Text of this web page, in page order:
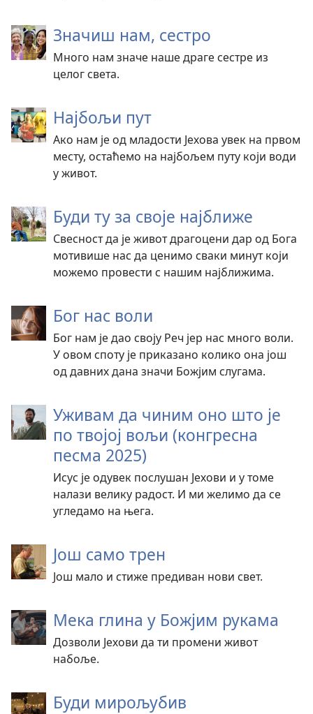
Значиш нам, сестро
Много нам значе наше драге сестре из
целог света.
Најбољи пут
Ако нам је од младости Јехова увек на првом
месту, остаћемо на најбољем путу који води
у живот.
Буди ту за своје најближе
Свесност да је живот драгоцени дар од Бога
мотивише нас да ценимо сваки минут који
можемо провести с нашим најближима.
Бог нас воли
Бог нам је дао своју Реч јер нас много воли.
У овом споту је приказано колико она још
од давних дана значи Божјим слугама.
Уживам да чиним оно што је
по твојој вољи (конгресна
песма 2025)
Исус је одувек послушан Јехови и у томе
налази велику радост. И ми желимо да се
угледамо на њега.
Још само трен
Још мало и стиже предиван нови свет.
Мека глина у Божјим рукама
Дозволи Јехови да ти промени живот
набоље.
Буди мирољубив